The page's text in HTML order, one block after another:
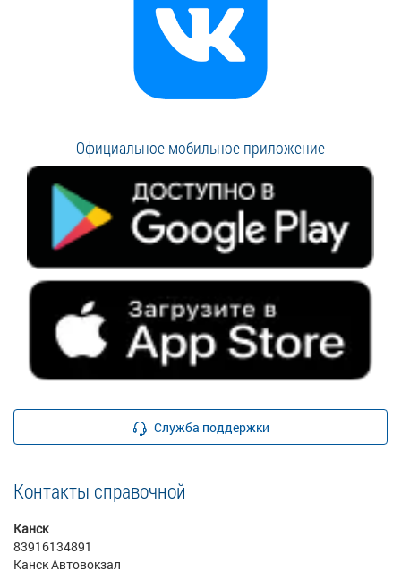
Официальное мобильное приложение
Служба поддержки
Контакты справочной
Канск
83916134891
Канск Автовокзал